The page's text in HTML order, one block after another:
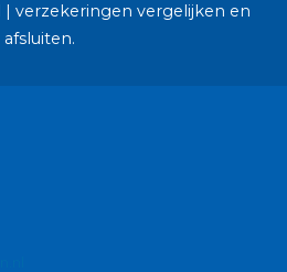
| verzekeringen vergelijken en
afsluiten.